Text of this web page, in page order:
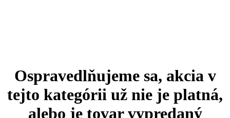
Ospravedlňujeme sa, akcia v
tejto kategórii už nie je platná,
alebo je tovar vypredaný